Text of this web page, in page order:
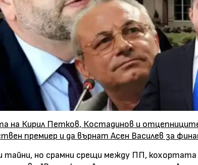
на Кирил Петков, Костадинов и
премиер и да върнат Асен Василев за
тайни, но срамни срещи между ПП, кохортата